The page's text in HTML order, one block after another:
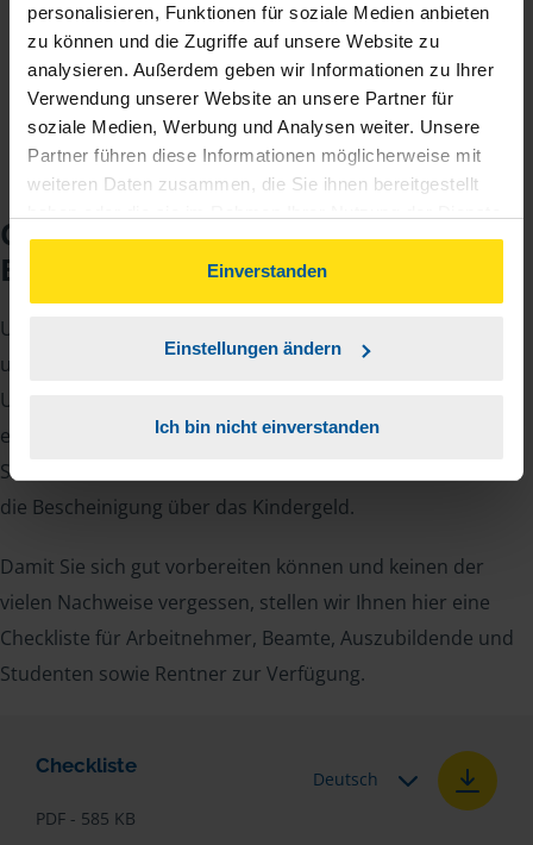
personalisieren, Funktionen für soziale Medien anbieten
zu können und die Zugriffe auf unsere Website zu
analysieren. Außerdem geben wir Informationen zu Ihrer
Verwendung unserer Website an unsere Partner für
soziale Medien, Werbung und Analysen weiter. Unsere
Partner führen diese Informationen möglicherweise mit
weiteren Daten zusammen, die Sie ihnen bereitgestellt
gesammelt haben. Indem Sie auf Einverstanden klicken,
können Sie der Verwendung von Cookies, gemäß
unserer
Einverstanden
Einstellungen ändern
Ich bin nicht einverstanden
jährlichen Mitgliedsbeitrag, der sich nach Ihren
Jahreseinnahmen richtet.
Checkliste für Ihr
Beratungsgespräch
Um Ihre Steuererklärung erstellen zu können, benötigen
unsere Beraterinnen und Berater eine Reihe von
Unterlagen von Ihnen. Dazu gehört beispielsweise die
elektronische Lohnsteuerbescheinigung, Ihre
Steueridentifikationsnummer, der Rentenbescheid oder
die Bescheinigung über das Kindergeld.
Damit Sie sich gut vorbereiten können und keinen der
vielen Nachweise vergessen, stellen wir Ihnen hier eine
Checkliste für Arbeitnehmer, Beamte, Auszubildende und
Studenten sowie Rentner zur Verfügung.
Checkliste
PDF - 585 KB
Deutsch